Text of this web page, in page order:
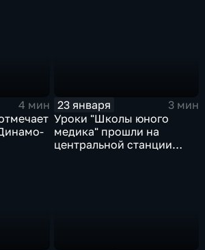
4 мин
23 января
3 мин
Уроки "Школы юного
медика" прошли на
центральной станции